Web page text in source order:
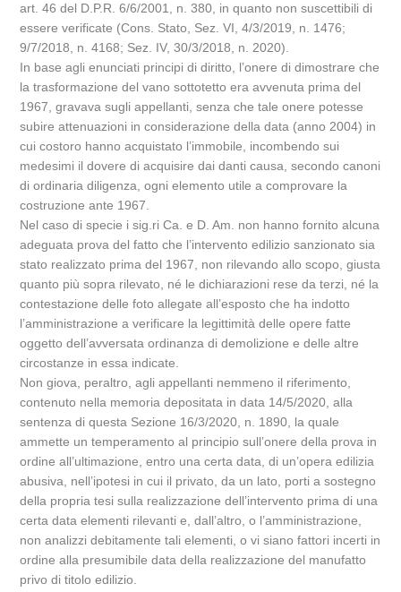
art. 46 del D.P.R. 6/6/2001, n. 380, in quanto non suscettibili di
essere verificate (Cons. Stato, Sez. VI, 4/3/2019, n. 1476;
9/7/2018, n. 4168; Sez. IV, 30/3/2018, n. 2020).
In base agli enunciati principi di diritto, l’onere di dimostrare che
la trasformazione del vano sottotetto era avvenuta prima del
1967, gravava sugli appellanti, senza che tale onere potesse
subire attenuazioni in considerazione della data (anno 2004) in
cui costoro hanno acquistato l’immobile, incombendo sui
medesimi il dovere di acquisire dai danti causa, secondo canoni
di ordinaria diligenza, ogni elemento utile a comprovare la
costruzione ante 1967.
Nel caso di specie i sig.ri Ca. e D. Am. non hanno fornito alcuna
adeguata prova del fatto che l’intervento edilizio sanzionato sia
stato realizzato prima del 1967, non rilevando allo scopo, giusta
quanto più sopra rilevato, né le dichiarazioni rese da terzi, né la
contestazione delle foto allegate all’esposto che ha indotto
l’amministrazione a verificare la legittimità delle opere fatte
oggetto dell’avversata ordinanza di demolizione e delle altre
circostanze in essa indicate.
Non giova, peraltro, agli appellanti nemmeno il riferimento,
contenuto nella memoria depositata in data 14/5/2020, alla
sentenza di questa Sezione 16/3/2020, n. 1890, la quale
ammette un temperamento al principio sull’onere della prova in
ordine all’ultimazione, entro una certa data, di un’opera edilizia
abusiva, nell’ipotesi in cui il privato, da un lato, porti a sostegno
della propria tesi sulla realizzazione dell’intervento prima di una
certa data elementi rilevanti e, dall’altro, o l’amministrazione,
non analizzi debitamente tali elementi, o vi siano fattori incerti in
ordine alla presumibile data della realizzazione del manufatto
privo di titolo edilizio.